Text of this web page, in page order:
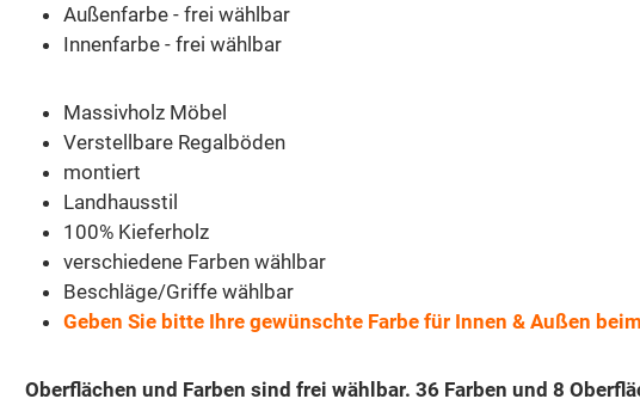
Außenfarbe - frei wählbar
Innenfarbe - frei wählbar
Massivholz Möbel
Verstellbare Regalböden
montiert
Landhausstil
100% Kieferholz
verschiedene Farben wählbar
Beschläge/Griffe wählbar
Geben Sie bitte Ihre gewünschte Farbe für Innen & Außen
Oberflächen und Farben sind frei wählbar. 36 Farben und 8